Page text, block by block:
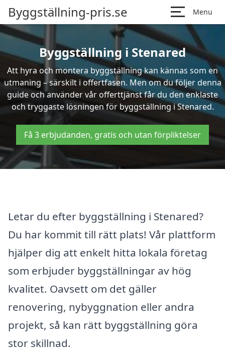
Byggställning-pris.se Menu
Byggställning i Stenared
Att hyra och montera byggställning kan kännas som en
utmaning – särskilt i offertfasen. Men om du följer denna
guide och använder vår offerttjänst får du den enklaste
och tryggaste lösningen för byggställning i Stenared.
Få 3 erbjudanden, gratis och utan förpliktelser
Letar du efter byggställning i Stenared?
Du har kommit till rätt plats! Vår plattform
hjälper dig att enkelt hitta lokala företag
som erbjuder byggställningar av hög
kvalitet. Oavsett om det gäller
renovering, nybyggnation eller andra
projekt, så kan rätt byggställning göra
stor skillnad.